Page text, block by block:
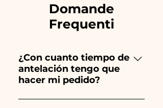
Domande
Frequenti
¿Con cuanto tiempo de
antelación tengo que
hacer mi pedido?
Ceramiche Ania crea y pinta